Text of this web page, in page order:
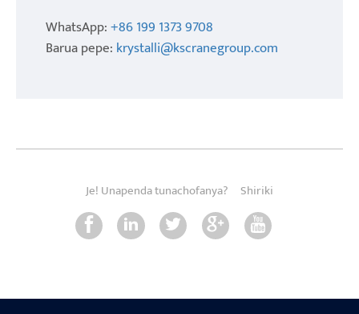
WhatsApp:+86 199 1373 9708
Barua pepe: krystalli@kscranegroup.com
Je! Unapenda tunachofanya? Shiriki